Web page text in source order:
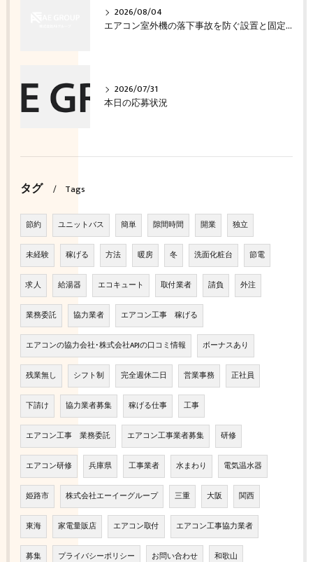
2026/08/04
エアコン室外機の落下事故を防ぐ設置と固定の確認方法
2026/07/31
本日の応募状況
タグ Tags
節約 ユニットバス 簡単 隙間時間 開業 独立
未経験 稼げる 方法 暖房 冬 洗面化粧台 節電
求人 給湯器 エコキュート 取付業者 請負 外注
業務委託 協力業者 エアコン工事 稼げる
エアコンの協力会社･株式会社APJの口コミ情報 ボーナスあり
残業無し シフト制 完全週休二日 営業事務 正社員
下請け 協力業者募集 稼げる仕事 工事
エアコン工事 業務委託 エアコン工事業者募集 研修
エアコン研修 兵庫県 工事業者 水まわり 電気温水器
姫路市 株式会社エーイーグループ 三重 大阪 関西
東海 家電量販店 エアコン取付 エアコン工事協力業者
募集 プライバシーポリシー お問い合わせ 和歌山